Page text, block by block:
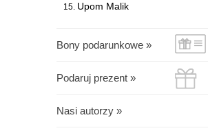
Upom Malik
Bony podarunkowe »
Podaruj prezent »
Nasi autorzy »